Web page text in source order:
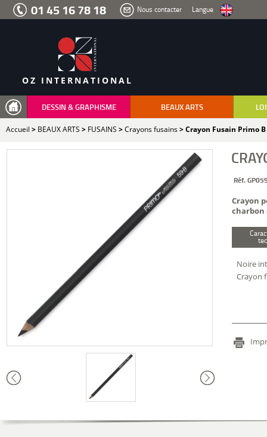
Aller
menu
recherche
01 45 16 78 18 Nous contacter Langue
OZ INTERNATIONAL
DESSIN & GRAPHISME BEAUX ARTS
Accueil > BEAUX ARTS > FUSAINS >Crayons fusains> Crayon Fusain Primo B
Réf.
Crayon
charbon
Noire
Crayon